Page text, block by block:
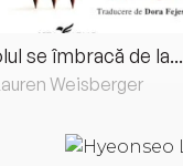
se îmbracă de la...
Weisberger